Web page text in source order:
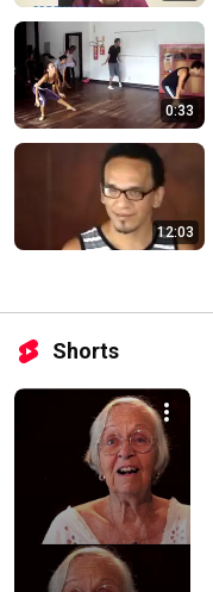
0:33
12:03
Shorts